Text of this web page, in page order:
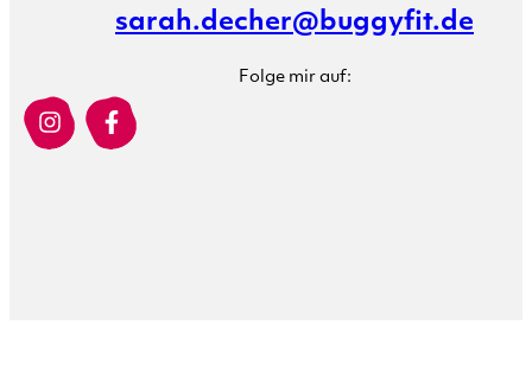
sarah.decher@buggyfit.de
Folge mir auf: